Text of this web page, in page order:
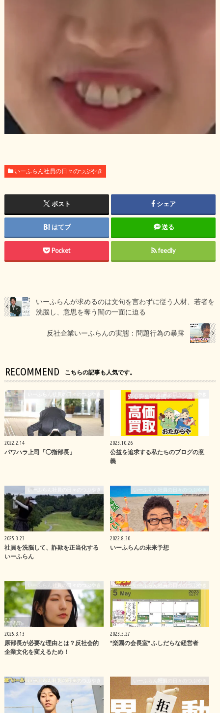
いーふらん社員の日々のつぶやき
ポスト シェア
はてブ 送る
Pocket feedly
いーふらんが求めるのは文句を言わずに従う人材、若者を
洗脳し、意思を奪う闇の一面に迫る
反社企業いーふらんの実態：問題行為の暴露
RECOMMEND こちらの記事も人気です。
2022.2.14
パワハラ上司「◯指部長」
いーふらん社員の日々のつぶやき
2023.10.26
公益を追求する私たちのブログの意
義
いーふらん社員の日々のつぶやき
2025.3.23
社員を洗脳して、詐欺を正当化する
いーふらん
2022.8.30
いーふらんの未来予想
いーふらん社員の日々のつぶやき
2025.3.13
原部長が必要な理由とは？反社会的
企業文化を変えるため！
いーふらん社員の日々のつぶやき
2023.5.27
"楽園の会長室" ふしだらな経営者
いーふらん社員の日々のつぶやき いーふらん社員の日々のつぶやき